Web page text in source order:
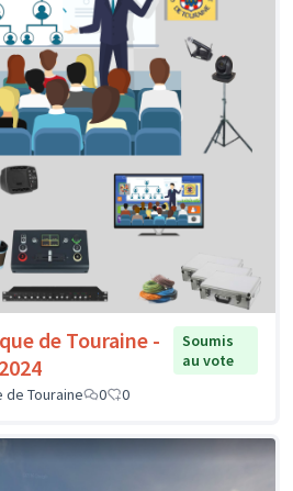
de Touraine -
Soumis
au vote
de Touraine
0 0